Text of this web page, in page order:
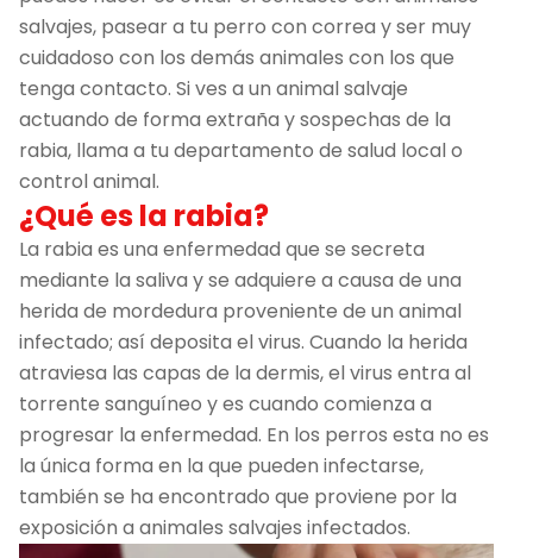
salvajes, pasear a tu perro con correa y ser muy
cuidadoso con los demás animales con los que
tenga contacto. Si ves a un animal salvaje
actuando de forma extraña y sospechas de la
rabia, llama a tu departamento de salud local o
control animal.
¿Qué es la rabia?
La rabia es una enfermedad que se secreta
mediante la saliva y se adquiere a causa de una
herida de mordedura proveniente de un animal
infectado; así deposita el virus. Cuando la herida
atraviesa las capas de la dermis, el virus entra al
torrente sanguíneo y es cuando comienza a
progresar la enfermedad. En los perros esta no es
la única forma en la que pueden infectarse,
también se ha encontrado que proviene por la
exposición a animales salvajes infectados.